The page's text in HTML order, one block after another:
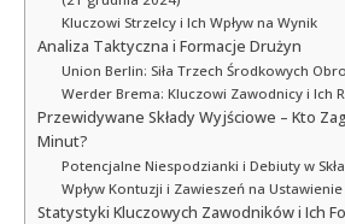
Kluczowi Strzelcy i Ich Wpływ na Wynik
Analiza Taktyczna i Formacje Drużyn
Union Berlin: Siła Trzech Środkowych
Werder Brema: Kluczowi Zawodnicy i Ich
Przewidywane Składy Wyjściowe – Kto
Minut?
Potencjalne Niespodzianki i Debiuty w
Wpływ Kontuzji i Zawieszeń na
Statystyki Kluczowych Zawodników i Ich